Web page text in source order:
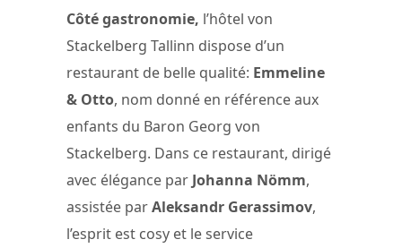
Côté gastronomie, l’hôtel von
Stackelberg Tallinn dispose d’un
restaurant de belle qualité: Emmeline
& Otto, nom donné en référence aux
enfants du Baron Georg von
Stackelberg. Dans ce restaurant, dirigé
avec élégance par Johanna Nömm,
assistée parAleksandr Gerassimov,
l’esprit est cosy et le service